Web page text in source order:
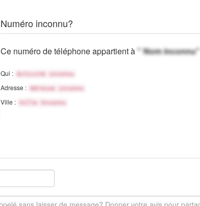
Numéro inconnu?
Ce numéro de téléphone appartient à" Nom inconnu"
Qui : Activité inconnu
Adresse : Adresse inconnu
Ville : Ville Inconnu